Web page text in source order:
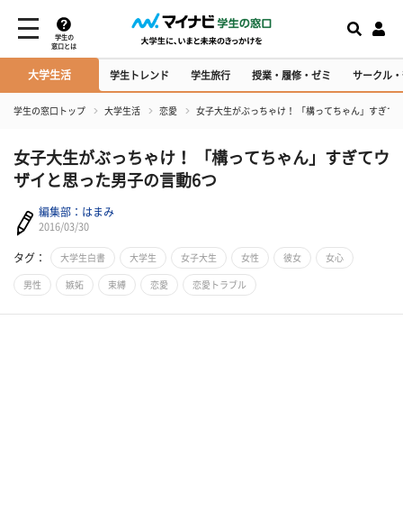
学生の
窓口とは
大学生活 学生トレンド 学生旅行 授業・履修・ゼミ サークル
学生の窓口トップ 大学生活 恋愛 女子大生がぶっちゃけ！ 「構ってちゃん」すぎて
女子大生がぶっちゃけ！ 「構ってちゃん」すぎてウ
ザイと思った男子の言動6つ
編集部：はまみ
2016/03/30
タグ： 大学生白書 大学生 女子大生 女性 彼女 女心
男性 嫉妬 束縛 恋愛 恋愛トラブル